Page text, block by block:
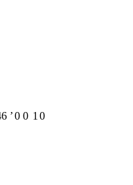
ʼ0 0 1 0